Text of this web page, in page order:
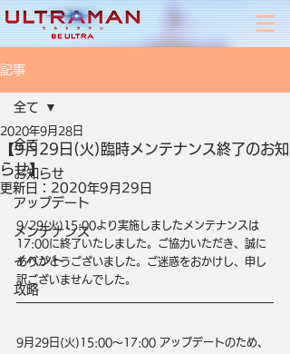
記事
全て
お知らせ
アップデート
メンテナンス
イベント
攻略
全て
【9月29日(火)臨時メンテナンス終了のお知
らせ】
2020年9月28日
更新日： 2020年9月29日
9/29(火)15:00より実施しましたメンテナンスは
17:00に終了いたしました。ご協力いただき、誠に
ありがとうございました。ご迷惑をおかけし、申し
訳ございませんでした。
9月29日(火)15:00～17:00 アップデートのため、